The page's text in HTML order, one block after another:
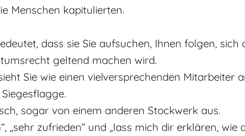
Menschen kapitulierten.
dass sie Sie aufsuchen, Ihnen folgen, sich
geltend machen wird.
Sie wie einen vielversprechenden Mitarbeiter
sogar von einem anderen Stockwerk aus.
„sehr zufrieden” und „lass mich dir erklären, wie